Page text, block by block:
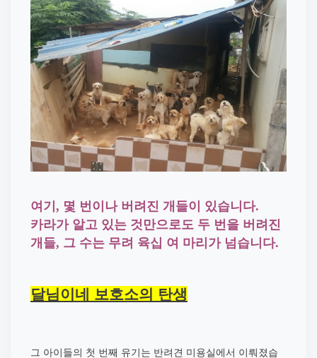
여기 , 몇 번이나 버려진 개들이 있습니다.
카라가 알고 있는 것만으로도 두 번을 버려진
개들, 그 수는 무려 육십 여 마리가 넘습니다.
달님이네 보호소의 탄생
그 아이들의 첫 번째 유기는 반려견 미용실에서 이뤄졌습